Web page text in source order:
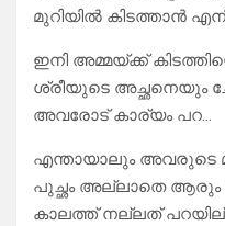
മുറിയിൽ കിടത്താൻ
ഇനി അമ്മയ്ക്ക്
ശ്രീയുടെ അച്ഛനെയും
അവരോട് കാര്യം പറ…
എന്തായാലും അവരുടെ
പുച്ഛം അല്ലാതെ ആരും
കാലത്ത് നല്ലത്